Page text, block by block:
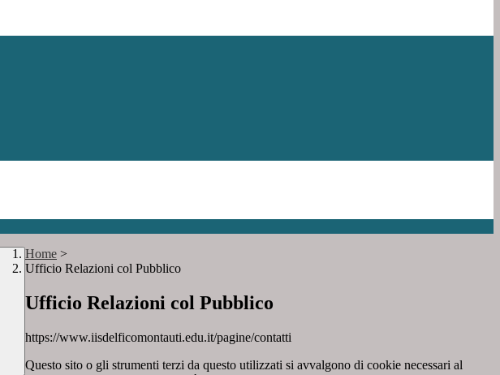
Home >
Ufficio Relazioni col Pubblico
Ufficio Relazioni col Pubblico
https://www.iisdelficomontauti.edu.it/pagine/contatti
Questo sito o gli strumenti terzi da questo utilizzati si avvalgono di cookie necessari al